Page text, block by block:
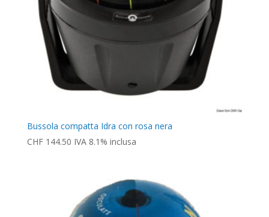
Bussola compatta Idra con rosa nera
CHF144.50 IVA 8.1% inclusa